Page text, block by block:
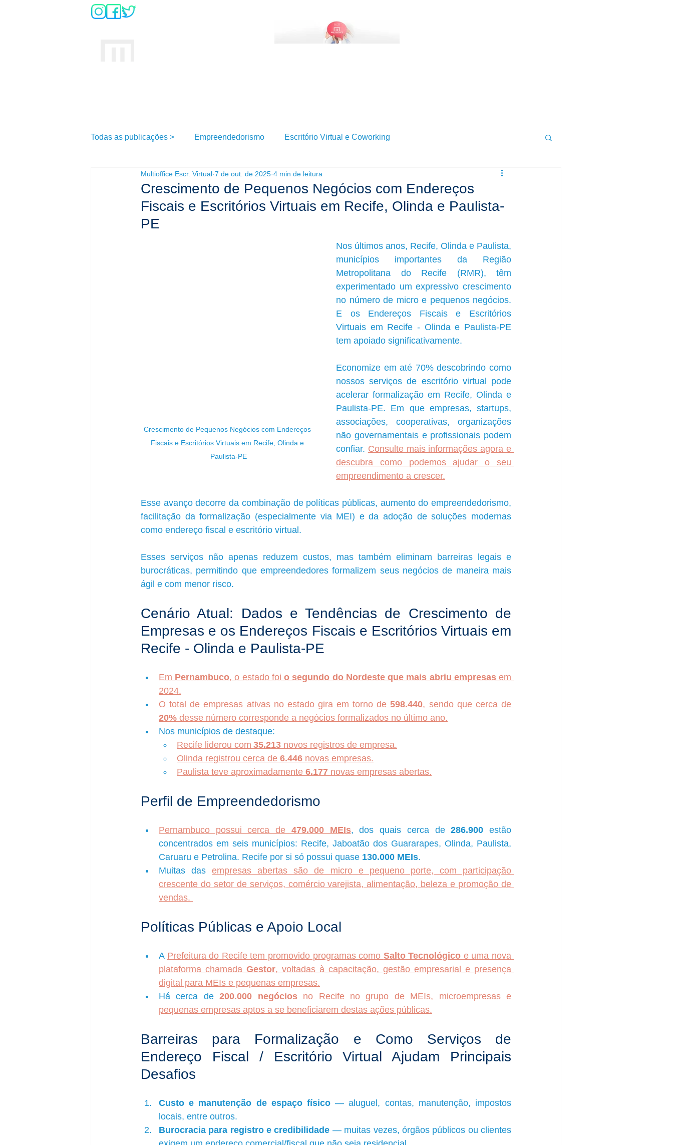
Todas as publicações > Empreendedorismo Escritório Virtual e Coworking
Crescimento de Pequenos Negócios com Endereços
Fiscais e Escritórios Virtuais em Recife, Olinda e Paulista-
PE
Multioffice Escr. Virtual 7 de out. de 2025 4 min de leitura
Crescimento de Pequenos Negócios com Endereços
Fiscais e Escritórios Virtuais em Recife, Olinda e
Paulista-PE
Nos últimos anos, Recife, Olinda e Paulista,
municípios importantes da Região
Metropolitana do Recife (RMR), têm
experimentado um expressivo crescimento
no número de micro e pequenos negócios.
E os Endereços Fiscais e Escritórios
Virtuais em Recife - Olinda e Paulista-PE
tem apoiado significativamente.
Economize em até 70% descobrindo como
nossos serviços de escritório virtual pode
acelerar formalização em Recife, Olinda e
Paulista-PE. Em que empresas, startups,
associações, cooperativas, organizações
não governamentais e profissionais podem
confiar. Consulte mais informações agora e
descubra como podemos ajudar o seu
empreendimento a crescer.
Esse avanço decorre da combinação de políticas públicas, aumento do empreendedorismo,
facilitação da formalização (especialmente via MEI) e da adoção de soluções modernas
como endereço fiscal e escritório virtual.
Esses serviços não apenas reduzem custos, mas também eliminam barreiras legais e
burocráticas, permitindo que empreendedores formalizem seus negócios de maneira mais
ágil e com menor risco.
Cenário Atual: Dados e Tendências de Crescimento de
Empresas e os Endereços Fiscais e Escritórios Virtuais em
Recife - Olinda e Paulista-PE
Em Pernambuco, o estado foi o segundo do Nordeste que mais abriu empresas em
2024.
O total de empresas ativas no estado gira em torno de 598.440
20% desse número corresponde a negócios formalizados no último ano.
Nos municípios de destaque:
Recife liderou com 35.213 novos registros de empresa.
Olinda registrou cerca de 6.446 novas empresas.
Paulista teve aproximadamente 6.177 novas empresas abertas.
Perfil de Empreendedorismo
Pernambuco possui cerca de 479.000 MEIs, dos quais cerca de 286.900 estão
concentrados em seis municípios: Recife, Jaboatão dos Guararapes, Olinda, Paulista,
Caruaru e Petrolina. Recife por si só possui quase 130.000 MEIs.
Muitas das empresas abertas são de micro e pequeno porte, com participação
crescente do setor de serviços, comércio varejista, alimentação, beleza e promoção de
vendas.
Políticas Públicas e Apoio Local
A Prefeitura do Recife tem promovido programas como Salto Tecnológico e uma nova
plataforma chamada Gestor, voltadas à capacitação, gestão empresarial e presença
digital para MEIs e pequenas empresas.
Há cerca de 200.000 negócios no Recife no grupo de MEIs, microempresas e
pequenas empresas aptos a se beneficiarem destas ações públicas.
Barreiras para Formalização e Como Serviços de
Endereço Fiscal / Escritório Virtual Ajudam Principais
Desafios
Custo e manutenção de espaço físico — aluguel, contas, manutenção, impostos
locais, entre outros.
Burocracia para registro e credibilidade — muitas vezes, órgãos públicos ou clientes